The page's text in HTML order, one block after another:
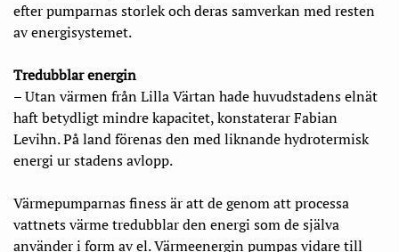
efter pumparnas storlek och deras samverkan med resten
av energisystemet.
Tredubblar energin
– Utan värmen från Lilla Värtan hade huvudstadens elnät
haft betydligt mindre kapacitet, konstaterar Fabian
Levihn. På land förenas den med liknande hydrotermisk
energi ur stadens avlopp.
Värmepumparnas finess är att de genom att processa
vattnets värme tredubblar den energi som de själva
använder i form av el. Värmeenergin pumpas vidare till